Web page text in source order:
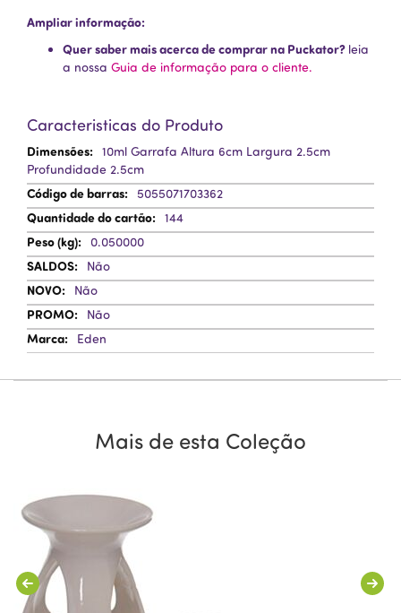
Ampliar informação:
Quer saber mais acerca de comprar na Puckator? leia
a nossa Guia de informação para o cliente.
Caracteristicas do Produto
Mais
Informação
10ml Garrafa Altura 6cm Largura 2.5cm
Profundidade 2.5cm
5055071703362
144
0.050000
Não
Não
Não
Eden
Mais de esta Coleção